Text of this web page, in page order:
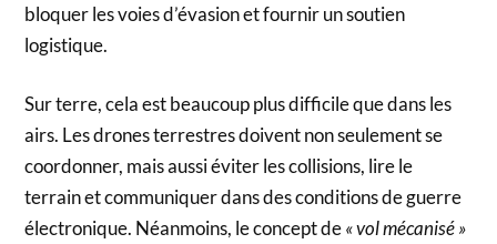
bloquer les voies d’évasion et fournir un soutien
logistique.
Sur terre, cela est beaucoup plus difficile que dans les
airs. Les drones terrestres doivent non seulement se
coordonner, mais aussi éviter les collisions, lire le
terrain et communiquer dans des conditions de guerre
électronique. Néanmoins, le concept de« vol mécanisé »